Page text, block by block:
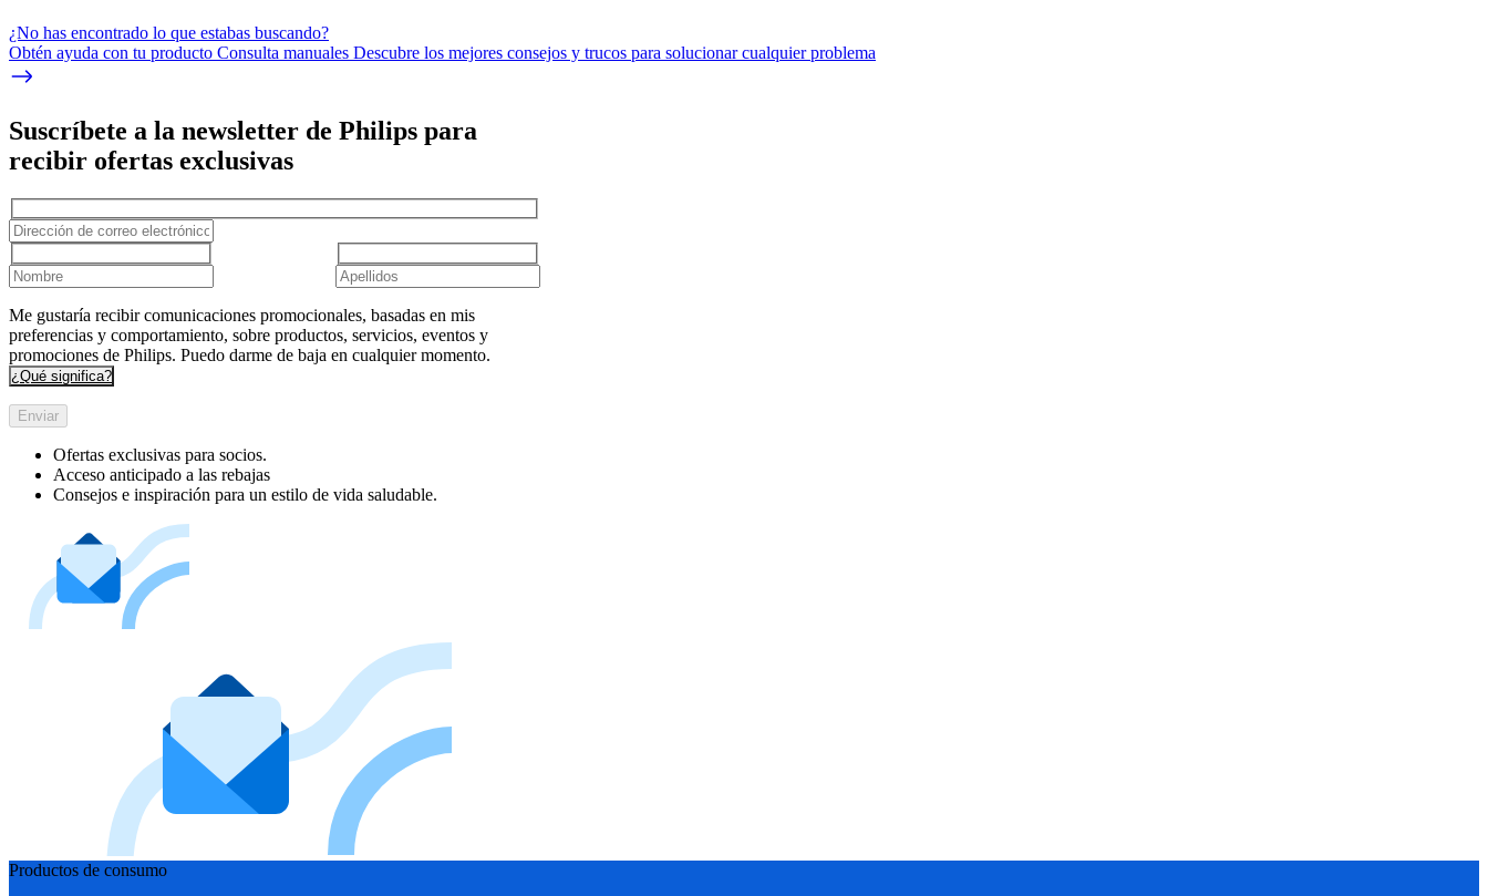
¿No has encontrado lo que estabas buscando?
Obtén ayuda con tu producto Consulta manuales Descubre los mejores consejos y trucos para solucionar cualquier problema
Suscríbete a la newsletter de Philips para
recibir ofertas exclusivas
Me gustaría recibir comunicaciones promocionales, basadas en mis
preferencias y comportamiento, sobre productos, servicios, eventos y
promociones de Philips. Puedo darme de baja en cualquier momento.
¿Qué significa?
Enviar
Ofertas exclusivas para socios.
Acceso anticipado a las rebajas
Consejos e inspiración para un estilo de vida saludable.
Productos de consumo